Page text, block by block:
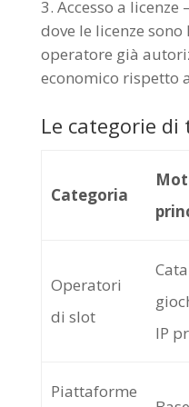
Accesso a licenze
dove le licenze
operatore già
economico rispetto
Le categorie
Categoria
Operatori
di slot
IP
Piattaforme